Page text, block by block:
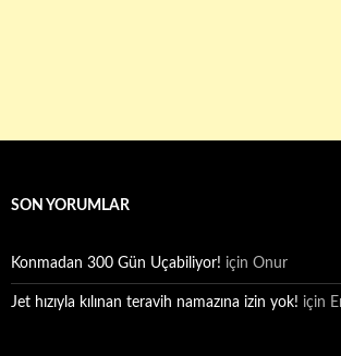
SON YORUMLAR
Konmadan 300 Gün Uçabiliyor! için Onur
Jet hızıyla kılınan teravih namazına izin yok! için